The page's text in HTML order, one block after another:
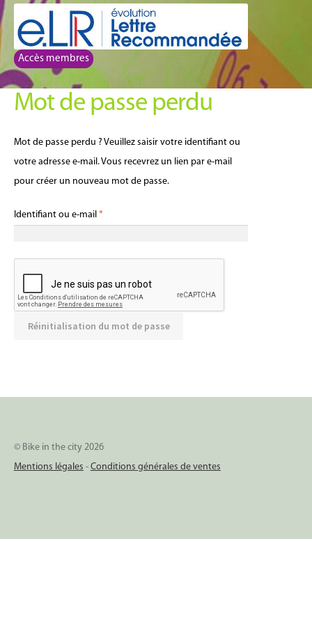
à
la
navigation
au
contenu
Accès membres
Mot de passe perdu
Mot de passe perdu ? Veuillez saisir votre identifiant ou
votre adresse e-mail. Vous recevrez un lien par e-mail
pour créer un nouveau mot de passe.
Identifiant ou e-mail *Obligatoire
Réinitialisation du mot de passe
© Bike in the city 2026
Mentions légales - Conditions générales de ventes